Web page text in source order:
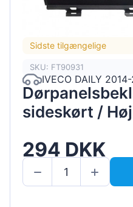
Sidste tilgængelige
SKU: FT90931
IVECO DAILY
sideskørt /
294 DKK